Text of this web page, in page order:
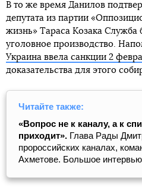
В то же время Данилов
депутата из партии
жизнь» Тараса Козака Служба
уголовное производство.
Украина ввела санкции 2
доказательства для этого
Читайте также:
«Вопрос не к каналу, а к
приходит». Глава Рады
пророссийских каналах,
Ахметове. Большое интервью